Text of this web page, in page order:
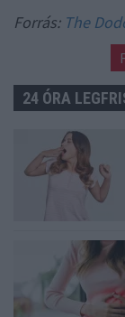
Forrás:The
24 ÓRA